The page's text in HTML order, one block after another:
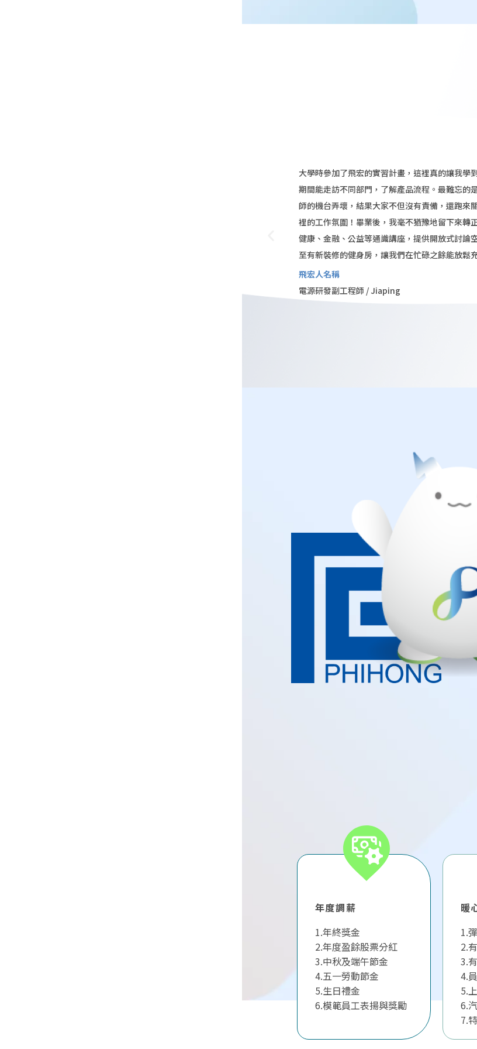
大學時參加了飛宏的實習計畫，這裡真的讓我學
期間能走訪不同部門，了解產品流程。最難忘的
師的機台弄壞，結果大家不但沒有責備，還跑來
裡的工作氛圍！畢業後，我毫不猶豫地留下來轉
健康、金融、公益等通識講座，提供開放式討論
至有新裝修的健身房，讓我們在忙碌之餘能放鬆
飛宏人名稱
電源研發副工程師 / Jiaping
年度調薪
1.年終獎金
2.年度盈餘股票分紅
3.中秋及端午節金
4.五一勞動節金
5.生日禮金
6.模範員工表揚與獎勵
暖
1.
2.
3.
4.
5.
6.
7.